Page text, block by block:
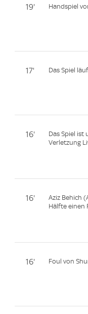
19' Handspiel
17' Das Spiel
16'
Das Spiel
Verletzung
16'
Aziz Behich
Hälfte einen
16' Foul von